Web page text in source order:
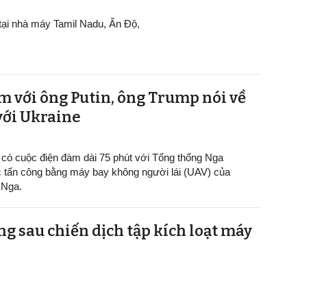
nhà máy Tamil Nadu, Ấn Độ,
với ông Putin, ông Trump nói về
Ukraine
cuộc điện đàm dài 75 phút với Tổng thống Nga
công bằng máy bay không người lái (UAV) của
sau chiến dịch tập kích loạt máy